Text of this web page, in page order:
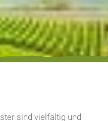
sind vielfältig und